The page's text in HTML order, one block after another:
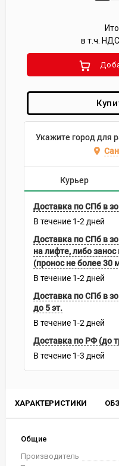
ХАРАКТЕРИСТИКИ
Общие
Производитель
в т.ч.
Укажите город для
Курьер
Доставка по СПб в
В течение 1-2 дней
Доставка по СПб в
на лифте, либо
(пронос не более 30
В течение 1-2 дней
Доставка по СПб в
до 5 эт.
В течение 1-2 дней
Доставка по РФ (до
В течение 1-3 дней